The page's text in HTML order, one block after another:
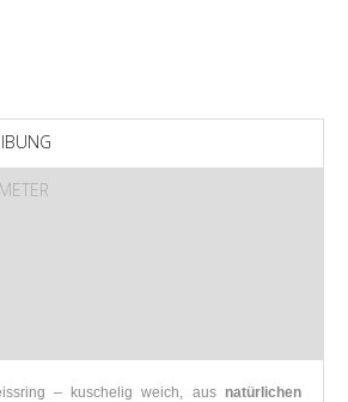
– kuschelig weich, aus natürlichen